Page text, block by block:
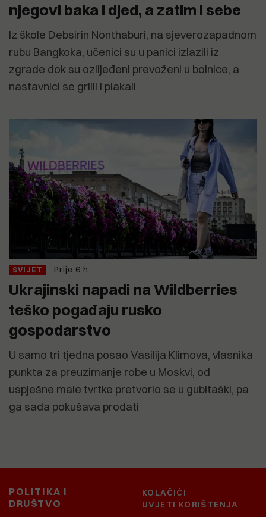
njegovi baka i djed, a zatim i sebe
Iz škole Debsirin Nonthaburi, na sjeverozapadnom
rubu Bangkoka, učenici su u panici izlazili iz
zgrade dok su ozlijeđeni prevoženi u bolnice, a
nastavnici se grlili i plakali
SVIJET Prije 6 h
Ukrajinski napadi na Wildberries
teško pogađaju rusko
gospodarstvo
U samo tri tjedna posao Vasilija Klimova, vlasnika
punkta za preuzimanje robe u Moskvi, od
uspješne male tvrtke pretvorio se u gubitaški, pa
ga sada pokušava prodati
POLITIKA I
DRUŠTVO
KOLAČIĆI
UVJETI KORIŠTENJA